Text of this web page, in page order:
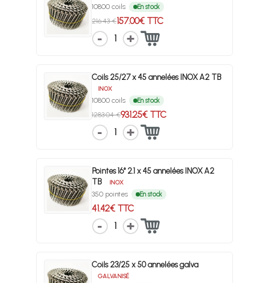
10800 coils En stock
216.43 €157.00€ TTC
1
Coils 25/27 x 45 annelées INOX A2 TB
INOX
10800 coils En stock
1283.04 €931.25€ TTC
1
Pointes 16° 2.1 x 45 annelées INOX A2
TB
INOX
350 pointes En stock
41.42€ TTC
1
Coils 23/25 x 50 annelées galva
GALVANISÉ